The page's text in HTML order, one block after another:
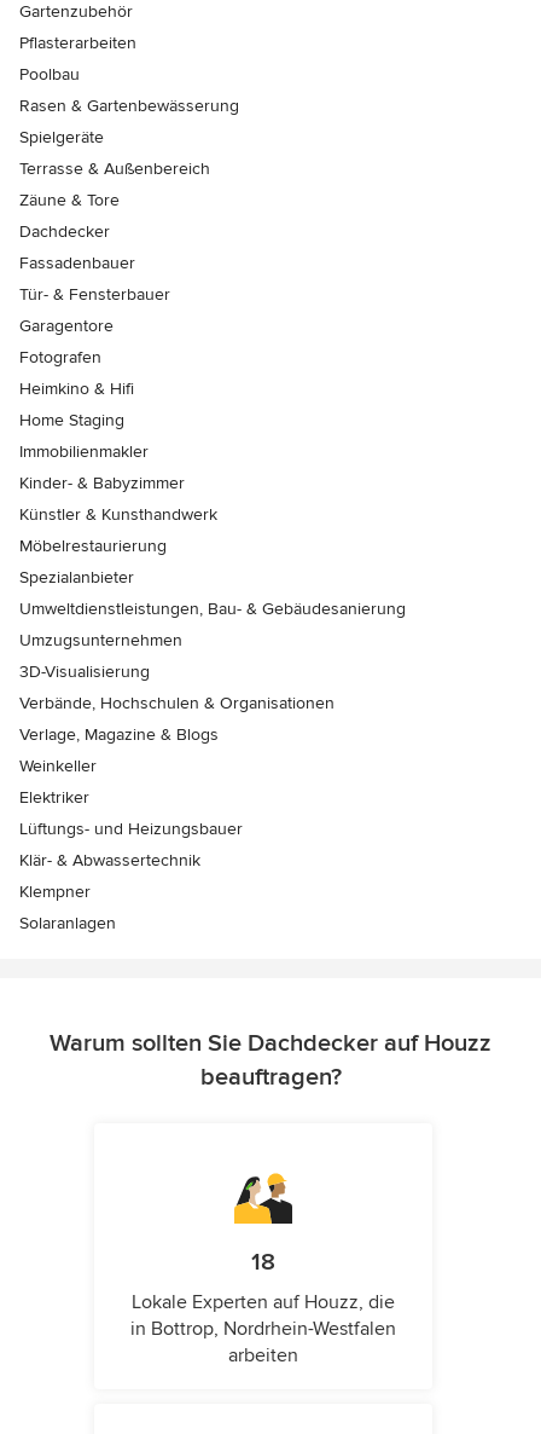
Gartenzubehör
Pflasterarbeiten
Poolbau
Rasen & Gartenbewässerung
Spielgeräte
Terrasse & Außenbereich
Zäune & Tore
Dachdecker
Fassadenbauer
Tür- & Fensterbauer
Garagentore
Fotografen
Heimkino & Hifi
Home Staging
Immobilienmakler
Kinder- & Babyzimmer
Künstler & Kunsthandwerk
Möbelrestaurierung
Spezialanbieter
Umweltdienstleistungen, Bau- & Gebäudesanierung
Umzugsunternehmen
3D-Visualisierung
Verbände, Hochschulen & Organisationen
Verlage, Magazine & Blogs
Weinkeller
Elektriker
Lüftungs- und Heizungsbauer
Klär- & Abwassertechnik
Klempner
Solaranlagen
Warum sollten Sie Dachdecker auf Houzz
beauftragen?
18
Lokale Experten auf Houzz, die
in Bottrop, Nordrhein-Westfalen
arbeiten